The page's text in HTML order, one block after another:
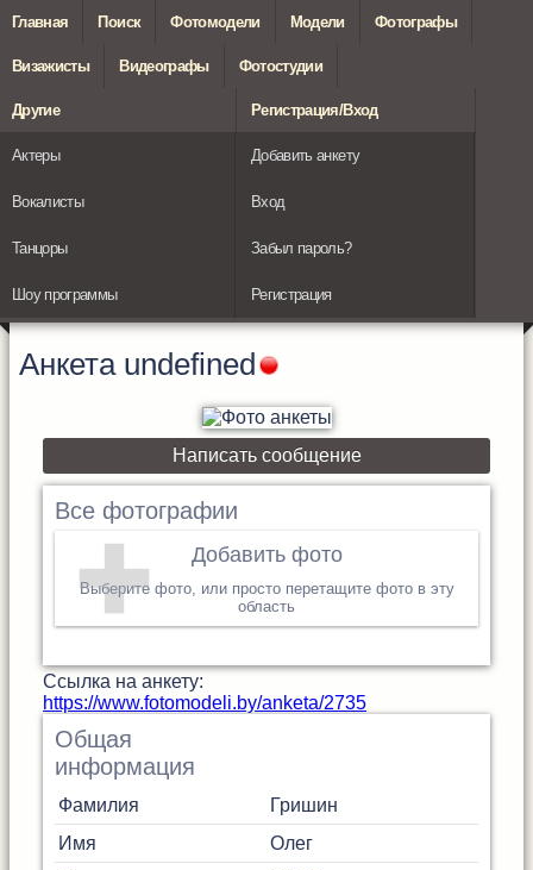
Главная Поиск Фотомодели Модели Фотографы
Визажисты Видеографы Фотостудии
Другие
Актеры
Вокалисты
Танцоры
Шоу программы
Регистрация/Вход
Добавить анкету
Вход
Забыл пароль?
Регистрация
Анкета undefined
Написать сообщение
Все фотографии
Добавить фото
Выберите фото, или просто перетащите фото в эту
область
Cсылка на анкету:
https://www.fotomodeli.by/anketa/2735
Общая
информация
Фамилия
Гришин
Имя
Олег